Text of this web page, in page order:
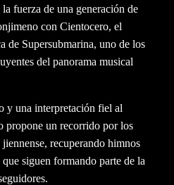
fuerza de una generación de
con Cientocero, el
de Supersubmarina, uno de los
del panorama musical
y una interpretación fiel al
propone un recorrido por los
recuperando himnos
siguen formando parte de la